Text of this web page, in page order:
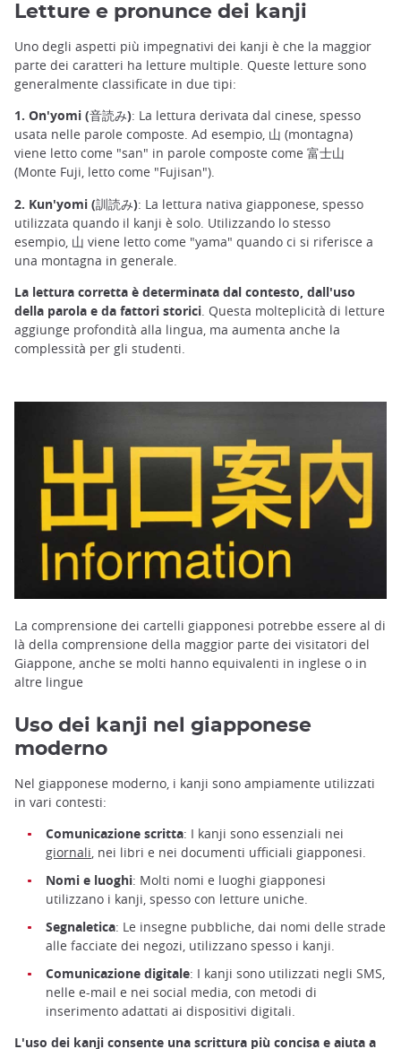
Letture e pronunce dei kanji
Uno degli aspetti più impegnativi dei kanji è che la maggior
parte dei caratteri ha letture multiple. Queste letture sono
generalmente classificate in due tipi:
1. On'yomi (音読み): La lettura derivata dal cinese, spesso
usata nelle parole composte. Ad esempio, 山 (montagna)
viene letto come "san" in parole composte come 富士山
(Monte Fuji, letto come "Fujisan").
2. Kun'yomi (訓読み): La lettura nativa giapponese, spesso
utilizzata quando il kanji è solo. Utilizzando lo stesso
esempio, 山 viene letto come "yama" quando ci si riferisce a
una montagna in generale.
La lettura corretta è determinata dal contesto, dall'uso
della parola e da fattori storici . Questa molteplicità di letture
aggiunge profondità alla lingua, ma aumenta anche la
complessità per gli studenti.
La comprensione dei cartelli giapponesi potrebbe essere al di
là della comprensione della maggior parte dei visitatori del
Giappone, anche se molti hanno equivalenti in inglese o in
altre lingue
Uso dei kanji nel giapponese
moderno
Nel giapponese moderno, i kanji sono ampiamente utilizzati
in vari contesti:
Comunicazione scritta: I kanji sono essenziali nei
giornali, nei libri e nei documenti ufficiali giapponesi.
Nomi e luoghi: Molti nomi e luoghi giapponesi
utilizzano i kanji, spesso con letture uniche.
Segnaletica: Le insegne pubbliche, dai nomi delle strade
alle facciate dei negozi, utilizzano spesso i kanji.
Comunicazione digitale: I kanji sono utilizzati negli SMS,
nelle e-mail e nei social media, con metodi di
inserimento adattati ai dispositivi digitali.
L'uso dei kanji consente una scrittura più concisa e aiuta a